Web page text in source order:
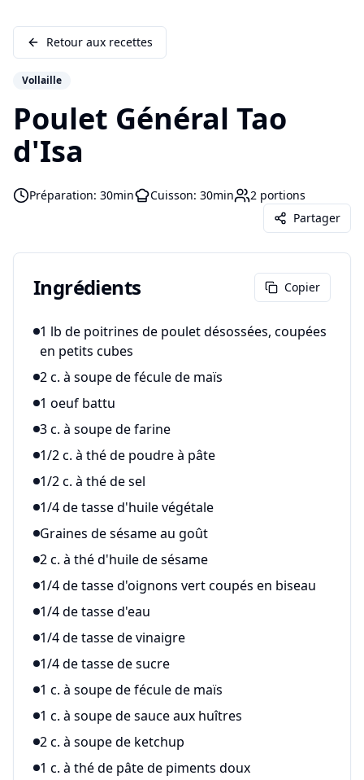
Retour aux recettes
Vollaille
Poulet Général Tao
d'Isa
Préparation: 30min Cuisson: 30min 2 portions
Partager
Ingrédients Copier
1 lb de poitrines de poulet désossées, coupées
en petits cubes
2 c. à soupe de fécule de maïs
1 oeuf battu
3 c. à soupe de farine
1/2 c. à thé de poudre à pâte
1/2 c. à thé de sel
1/4 de tasse d'huile végétale
Graines de sésame au goût
2 c. à thé d'huile de sésame
1/4 de tasse d'oignons vert coupés en biseau
1/4 de tasse d'eau
1/4 de tasse de vinaigre
1/4 de tasse de sucre
1 c. à soupe de fécule de maïs
1 c. à soupe de sauce aux huîtres
2 c. à soupe de ketchup
1 c. à thé de pâte de piments doux